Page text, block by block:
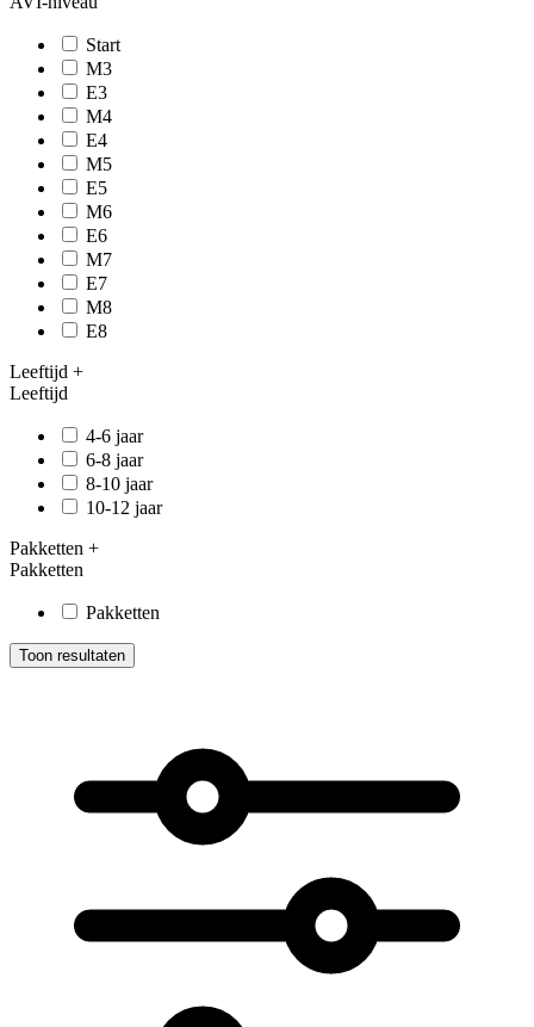
Start
M3
E3
M4
E4
M5
E5
M6
E6
M7
E7
M8
E8
Leeftijd +
Leeftijd
4-6 jaar
6-8 jaar
8-10 jaar
10-12 jaar
Pakketten +
Pakketten
Pakketten
Toon resultaten